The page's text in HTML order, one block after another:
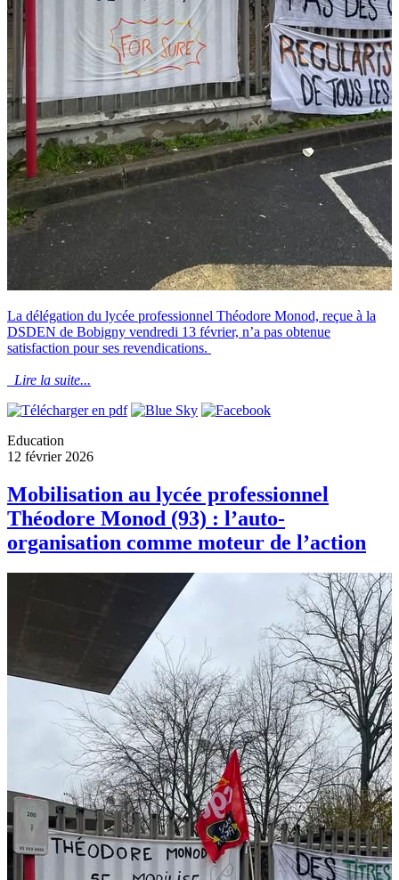
La délégation du lycée professionnel Théodore Monod, reçue à la
DSDEN de Bobigny vendredi 13 février, n’a pas obtenue
satisfaction pour ses revendications.
Lire la suite...
Education
12 février 2026
Mobilisation au lycée professionnel
Théodore Monod (93) : l’auto-
organisation comme moteur de l’action